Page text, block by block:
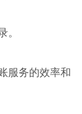
。
服务的效率和